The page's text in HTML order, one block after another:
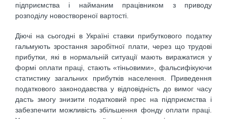
підприємства і найманим працівником з приводу
розподілу новоствореної вартості.
Діючі на сьогодні в Україні ставки прибуткового податку
гальмують зростання заробітної плати, через що трудові
прибутки, які в нормальній ситуації мають виражатися у
формі оплати праці, стають «тіньовими», фальсифікуючи
статистику загальних прибутків населення. Приведення
податкового законодавства у відповідність до вимог часу
дасть змогу знизити податковий прес на підприємства і
забезпечити можливість збільшення фонду оплати праці.